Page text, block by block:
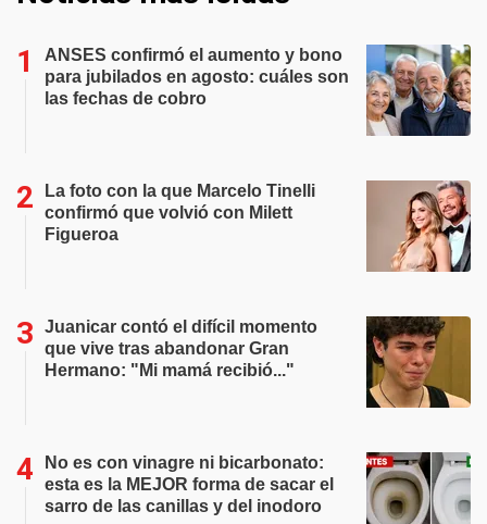
ANSES confirmó el aumento y bono
para jubilados en agosto: cuáles son
las fechas de cobro
La foto con la que Marcelo Tinelli
confirmó que volvió con Milett
Figueroa
Juanicar contó el difícil momento
que vive tras abandonar Gran
Hermano: "Mi mamá recibió..."
No es con vinagre ni bicarbonato:
esta es la MEJOR forma de sacar el
sarro de las canillas y del inodoro